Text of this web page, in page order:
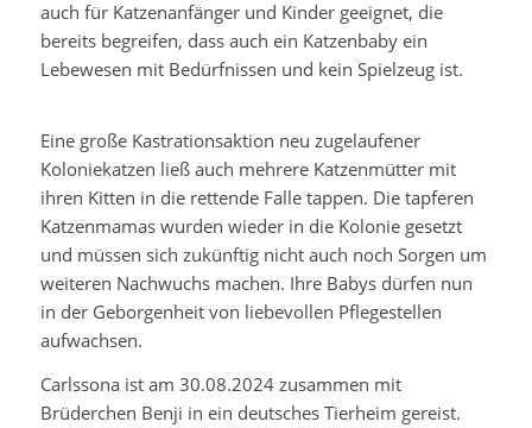
auch für Katzenanfänger und Kinder geeignet, die
bereits begreifen, dass auch ein Katzenbaby ein
Lebewesen mit Bedürfnissen und kein Spielzeug ist.
Eine große Kastrationsaktion neu zugelaufener
Koloniekatzen ließ auch mehrere Katzenmütter mit
ihren Kitten in die rettende Falle tappen. Die tapferen
Katzenmamas wurden wieder in die Kolonie gesetzt
und müssen sich zukünftig nicht auch noch Sorgen um
weiteren Nachwuchs machen. Ihre Babys dürfen nun
in der Geborgenheit von liebevollen Pflegestellen
aufwachsen.
Carlssona ist am 30.08.2024 zusammen mit
Brüderchen Benji in ein deutsches Tierheim gereist.